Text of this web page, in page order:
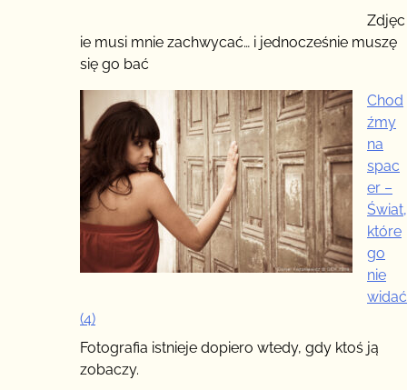
Zdjęc
ie musi mnie zachwycać… i jednocześnie muszę
się go bać
Chod
źmy
na
spac
er –
Świat,
które
go
nie
widać
(4)
Fotografia istnieje dopiero wtedy, gdy ktoś ją
zobaczy.